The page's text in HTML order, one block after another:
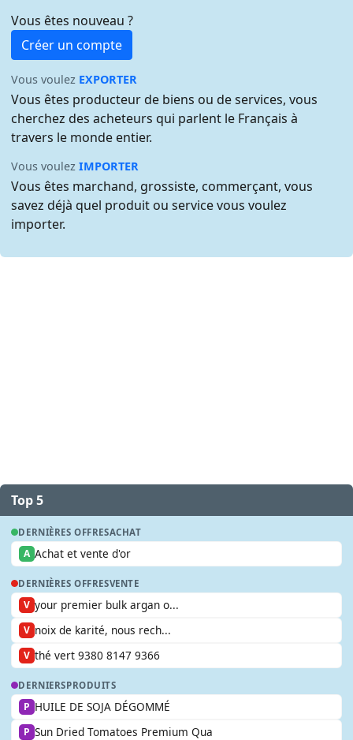
Vous êtes nouveau ?
Créer un compte
Vous voulez EXPORTER
Vous êtes producteur de biens ou de services, vous
cherchez des acheteurs qui parlent le Français à
travers le monde entier.
Vous voulezIMPORTER
Vous êtes marchand, grossiste, commerçant, vous
savez déjà quel produit ou service vous voulez
importer.
Top 5
DERNIÈRES OFFRESACHAT
A Achat et vente d'or
DERNIÈRES OFFRESVENTE
V your premier bulk argan o...
V noix de karité, nous rech...
V thé vert 9380 8147 9366
DERNIERSPRODUITS
P HUILE DE SOJA DÉGOMMÉ
P Sun Dried Tomatoes Premium Qua